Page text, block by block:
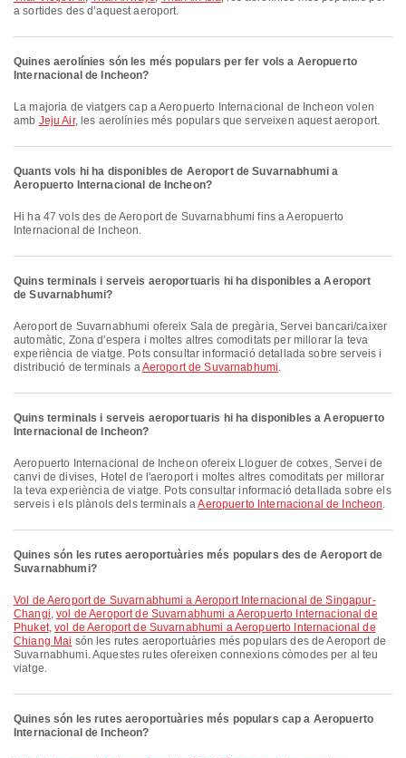
a sortides des d’aquest aeroport.
Quines aerolínies són les més populars per fer vols a Aeropuerto
Internacional de Incheon?
La majoria de viatgers cap a Aeropuerto Internacional de Incheon volen
amb Jeju Air, les aerolínies més populars que serveixen aquest aeroport.
Quants vols hi ha disponibles de Aeroport de Suvarnabhumi a
Aeropuerto Internacional de Incheon?
Hi ha 47 vols des de Aeroport de Suvarnabhumi fins a Aeropuerto
Internacional de Incheon.
Quins terminals i serveis aeroportuaris hi ha disponibles a Aeroport
de Suvarnabhumi?
Aeroport de Suvarnabhumi ofereix Sala de pregària, Servei bancari/caixer
automàtic, Zona d'espera i moltes altres comoditats per millorar la teva
experiència de viatge. Pots consultar informació detallada sobre serveis i
distribució de terminals aAeroport de Suvarnabhumi.
Quins terminals i serveis aeroportuaris hi ha disponibles a Aeropuerto
Internacional de Incheon?
Aeropuerto Internacional de Incheon ofereix Lloguer de cotxes, Servei de
canvi de divises, Hotel de l'aeroport i moltes altres comoditats per millorar
la teva experiència de viatge. Pots consultar informació detallada sobre els
serveis i els plànols dels terminals aAeropuerto Internacional de Incheon.
Quines són les rutes aeroportuàries més populars des de Aeroport de
Suvarnabhumi?
vol de Aeroport de Suvarnabhumi a Aeroport Internacional de Singapur-
Changi,vol de Aeroport de Suvarnabhumi a Aeropuerto Internacional de
Phuket,vol de Aeroport de Suvarnabhumi a Aeropuerto Internacional de
Chiang Mai són les rutes aeroportuàries més populars des de Aeroport de
Suvarnabhumi. Aquestes rutes ofereixen connexions còmodes per al teu
viatge.
Quines són les rutes aeroportuàries més populars cap a Aeropuerto
Internacional de Incheon?